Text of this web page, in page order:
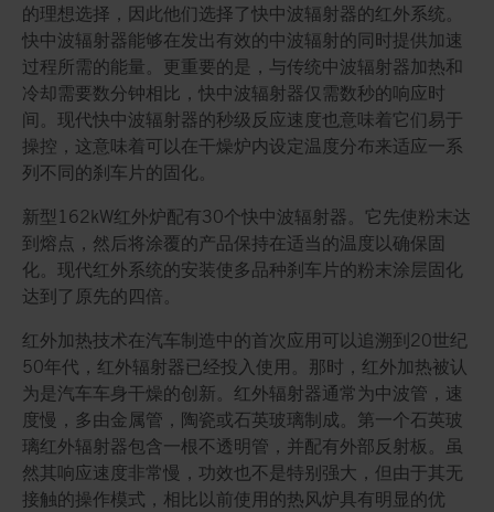
的理想选择，因此他们选择了快中波辐射器的红外系统。
快中波辐射器能够在发出有效的中波辐射的同时提供加速
过程所需的能量。更重要的是，与传统中波辐射器加热和
冷却需要数分钟相比，快中波辐射器仅需数秒的响应时
间。现代快中波辐射器的秒级反应速度也意味着它们易于
操控，这意味着可以在干燥炉内设定温度分布来适应一系
列不同的刹车片的固化。
新型162kW红外炉配有30个快中波辐射器。它先使粉末达
到熔点，然后将涂覆的产品保持在适当的温度以确保固
化。现代红外系统的安装使多品种刹车片的粉末涂层固化
达到了原先的四倍。
红外加热技术在汽车制造中的首次应用可以追溯到20世纪
50年代，红外辐射器已经投入使用。那时，红外加热被认
为是汽车车身干燥的创新。红外辐射器通常为中波管，速
度慢，多由金属管，陶瓷或石英玻璃制成。第一个石英玻
璃红外辐射器包含一根不透明管，并配有外部反射板。虽
然其响应速度非常慢，功效也不是特别强大，但由于其无
接触的操作模式，相比以前使用的热风炉具有明显的优